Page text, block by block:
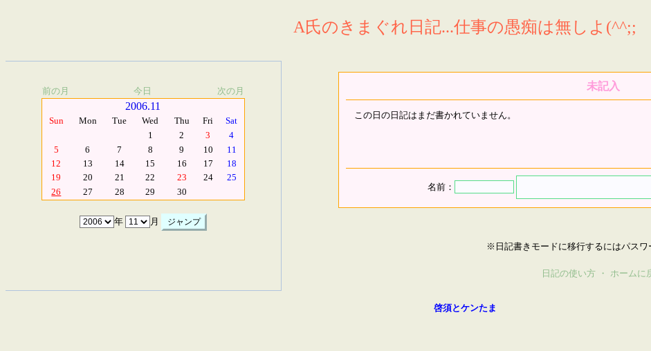
A氏のきまぐれ日記...仕事の愚痴は無しよ(^^;;
前の月 今日 次の月
2006.11
Sun Mon Tue Wed Thu Fri
Sat
1
2 3
4
5
6 7 8 9 10
11
12
13 14 15 16 17
18
19
20 21 22 23 24
25
26
27 28 29 30
年 月
未記入
この日の日記はまだ書かれていません。
名前：
※日記書きモードに移行するにはパスワ
日記の使い方 ・ ホームに
啓須とケンたま